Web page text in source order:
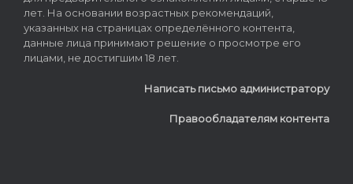
лет. На основании возрастных рекомендаций,
указанных на страницах определённого контента,
данные лица принимают решение о просмотре его
лицами, не достигшим 18 лет.
Написать письмо администратору
Правообладателям контента